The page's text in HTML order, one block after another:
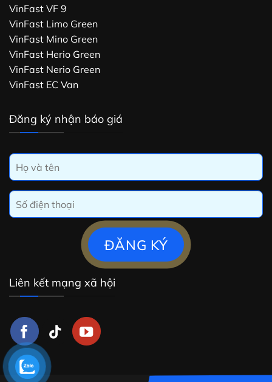
VinFast VF 9
VinFast Limo Green
VinFast Mino Green
VinFast Herio Green
VinFast Nerio Green
VinFast EC Van
Đăng ký nhận báo giá
Liên kết mạng xã hội